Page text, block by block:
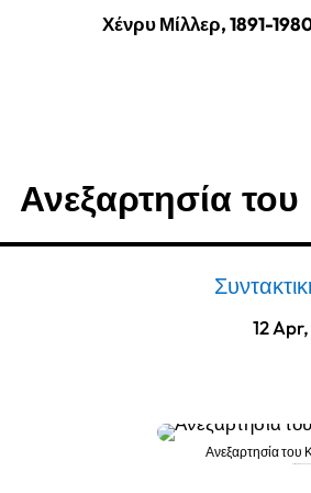
Χένρυ Μίλλερ, 1891-
Ανεξαρτησία
12
Ανεξαρτησία του